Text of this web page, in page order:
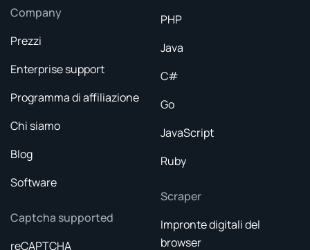
Company
Prezzi
Enterprise support
Programma di affiliazione
Chi siamo
Blog
Software
Captcha supported
reCAPTCHA
PHP
Java
C#
Go
JavaScript
Ruby
Scraper
Impronte digitali del
browser